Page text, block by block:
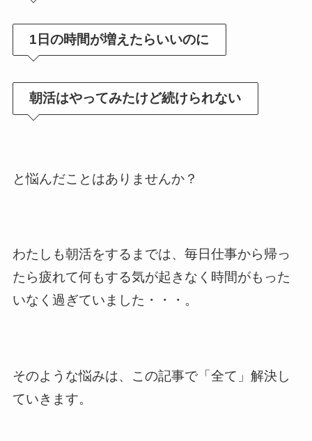
1日の時間が増えたらいいのに
朝活はやってみたけど続けられない
と悩んだことはありませんか？
わたしも朝活をするまでは、毎日仕事から帰っ
たら疲れて何もする気が起きなく時間がもった
いなく過ぎていました・・・。
そのような悩みは、この記事で「全て」解決し
ていきます。